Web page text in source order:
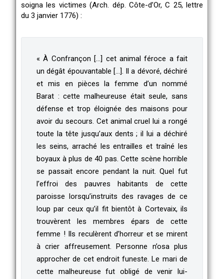
soigna les victimes (Arch. dép. Côte-d’Or, C 25, lettre
du 3 janvier 1776) :
« À Confrançon […] cet animal féroce a fait
un dégât épouvantable […]. Il a dévoré, déchiré
et mis en pièces la femme d’un nommé
Barat : cette malheureuse était seule, sans
défense et trop éloignée des maisons pour
avoir du secours. Cet animal cruel lui a rongé
toute la tête jusqu’aux dents ; il lui a déchiré
les seins, arraché les entrailles et traîné les
boyaux à plus de 40 pas. Cette scène horrible
se passait encore pendant la nuit. Quel fut
l’effroi des pauvres habitants de cette
paroisse lorsqu’instruits des ravages de ce
loup par ceux qu’il fit bientôt à Cortevaix, ils
trouvèrent les membres épars de cette
femme ! Ils reculèrent d’horreur et se mirent
à crier affreusement. Personne n’osa plus
approcher de cet endroit funeste. Le mari de
cette malheureuse fut obligé de venir lui-